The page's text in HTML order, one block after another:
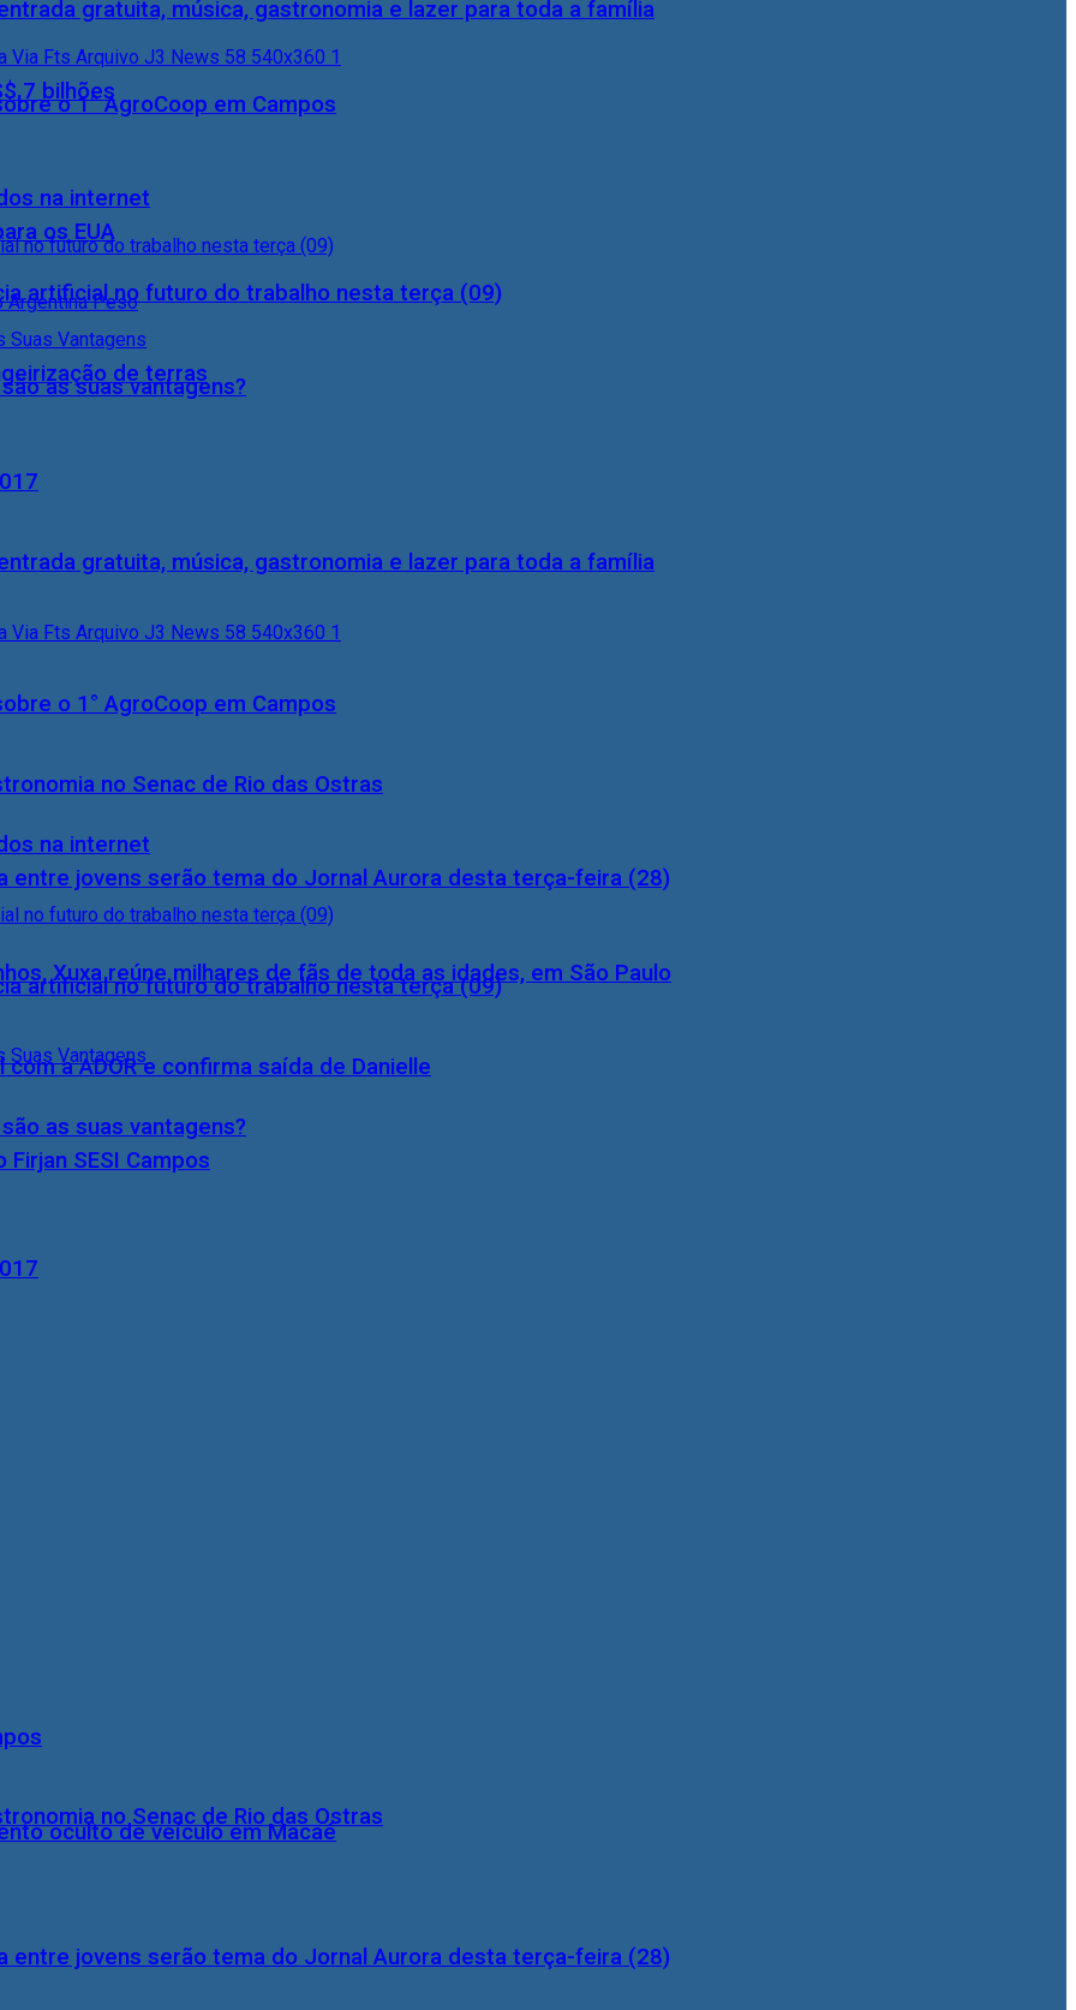
7 bilhões
os EUA
de terras
gratuita, música, gastronomia e lazer para toda a família
o 1° AgroCoop em Campos
na internet
artificial no futuro do trabalho nesta terça (09)
as suas vantagens?
no Senac de Rio das Ostras
entre jovens serão tema do Jornal Aurora desta terça-feira (28)
gratuita, música, gastronomia e lazer para toda a família
o 1° AgroCoop em Campos
na internet
artificial no futuro do trabalho nesta terça (09)
as suas vantagens?
no Senac de Rio das Ostras
entre jovens serão tema do Jornal Aurora desta terça-feira (28)
Xuxa reúne milhares de fãs de toda as idades, em São Paulo
a ADOR e confirma saída de Danielle
SESI Campos
oculto de veículo em Macaé